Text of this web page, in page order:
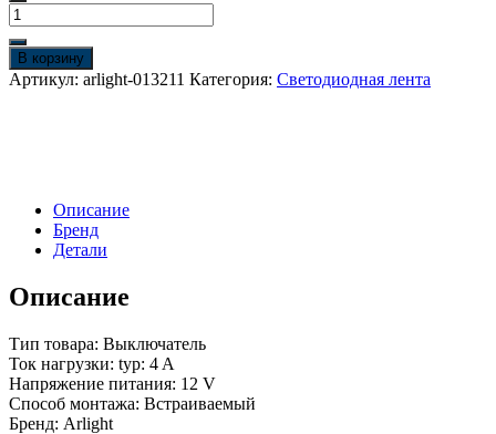
Количество
товара
Микровыключатель
12V
для
В корзину
Артикул: arlight-013211 Категория: Светодиодная лента
Описание
Бренд
Детали
Описание
Тип товара: Выключатель
Ток нагрузки: typ: 4 A
Напряжение питания: 12 V
Способ монтажа: Встраиваемый
Бренд: Arlight